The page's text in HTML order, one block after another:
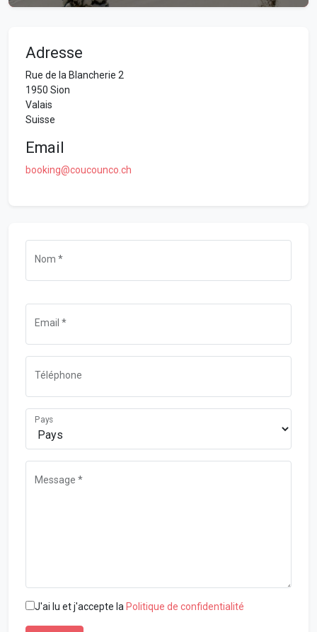
Adresse
Rue de la Blancherie 2
1950 Sion
Valais
Suisse
Email
booking@coucounco.ch
Nom *
Email *
Téléphone
Pays
Message *
J'ai lu et j'accepte la Politique de confidentialité